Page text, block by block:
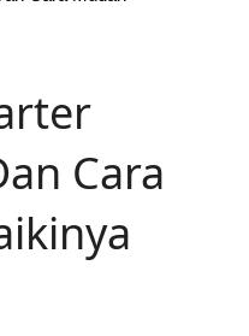
Cara